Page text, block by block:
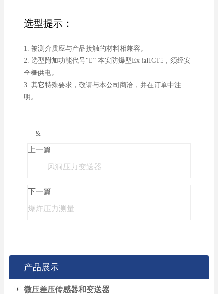
选型提示：
1. 被测介质应与产品接触的材料相兼容。
2. 选型附加功能代号"E” 本安防爆型Ex iaIICT5，须经安
全栅供电。
3. 其它特殊要求，敬请与本公司商洽，并在订单中注
明。
&
上一篇
风洞压力变送器
下一篇
爆炸压力测量
产品展示
微压差压传感器和变送器